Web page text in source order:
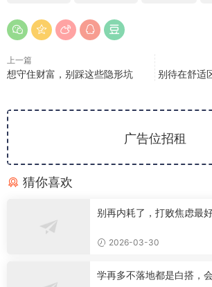
上一篇
想守住财富，别踩这些隐形坑
别待在舒适
广告位招租
猜你喜欢
别再内耗了，打败焦虑最
2026-03-30
学再多不落地都是白搭，